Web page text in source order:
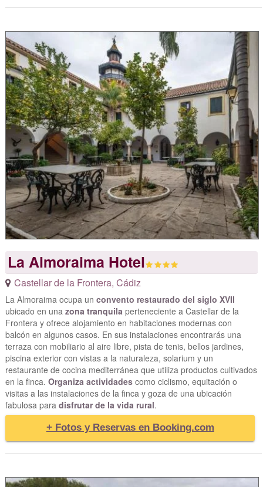
La Almoraima Hotel
Castellar de la Frontera, Cádiz
La Almoraima ocupa un convento restaurado del siglo XVII
ubicado en una zona tranquila perteneciente a Castellar de la
Frontera y ofrece alojamiento en habitaciones modernas con
balcón en algunos casos. En sus instalaciones encontrarás una
terraza con mobiliario al aire libre, pista de tenis, bellos jardines,
piscina exterior con vistas a la naturaleza, solarium y un
restaurante de cocina mediterránea que utiliza productos cultivados
en la finca. Organiza actividadescomo ciclismo, equitación o
visitas a las instalaciones de la finca y goza de una ubicación
fabulosa para disfrutar de la vida rural.
+ Fotos y Reservas en Booking.com